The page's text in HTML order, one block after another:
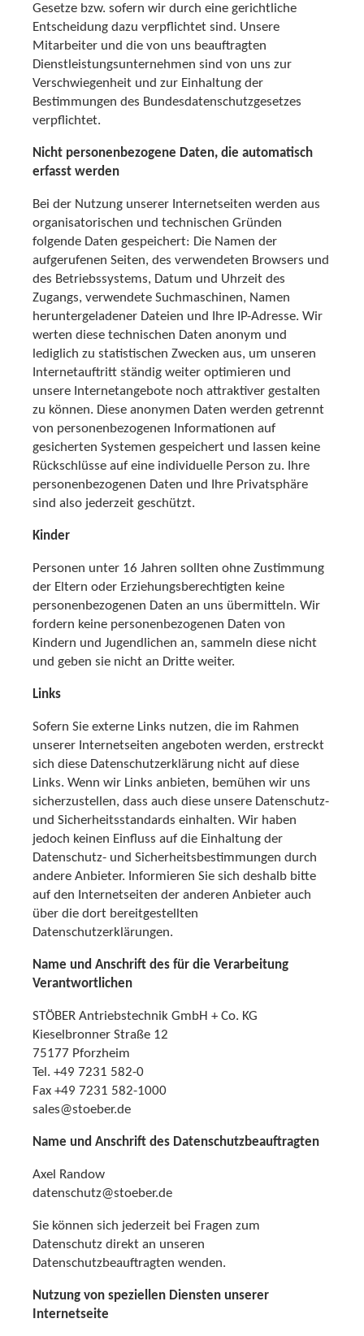
Gesetze bzw. sofern wir durch eine gerichtliche
Entscheidung dazu verpflichtet sind. Unsere
Mitarbeiter und die von uns beauftragten
Dienstleistungsunternehmen sind von uns zur
Verschwiegenheit und zur Einhaltung der
Bestimmungen des Bundesdatenschutzgesetzes
verpflichtet.
Nicht personenbezogene Daten, die automatisch
erfasst werden
Bei der Nutzung unserer Internetseiten werden aus
organisatorischen und technischen Gründen
folgende Daten gespeichert: Die Namen der
aufgerufenen Seiten, des verwendeten Browsers und
des Betriebssystems, Datum und Uhrzeit des
Zugangs, verwendete Suchmaschinen, Namen
heruntergeladener Dateien und Ihre IP-Adresse. Wir
werten diese technischen Daten anonym und
lediglich zu statistischen Zwecken aus, um unseren
Internetauftritt ständig weiter optimieren und
unsere Internetangebote noch attraktiver gestalten
zu können. Diese anonymen Daten werden getrennt
von personenbezogenen Informationen auf
gesicherten Systemen gespeichert und lassen keine
Rückschlüsse auf eine individuelle Person zu. Ihre
personenbezogenen Daten und Ihre Privatsphäre
sind also jederzeit geschützt.
Kinder
Personen unter 16 Jahren sollten ohne Zustimmung
der Eltern oder Erziehungsberechtigten keine
personenbezogenen Daten an uns übermitteln. Wir
fordern keine personenbezogenen Daten von
Kindern und Jugendlichen an, sammeln diese nicht
und geben sie nicht an Dritte weiter.
Links
Sofern Sie externe Links nutzen, die im Rahmen
unserer Internetseiten angeboten werden, erstreckt
sich diese Datenschutzerklärung nicht auf diese
Links. Wenn wir Links anbieten, bemühen wir uns
sicherzustellen, dass auch diese unsere Datenschutz-
und Sicherheitsstandards einhalten. Wir haben
jedoch keinen Einfluss auf die Einhaltung der
Datenschutz- und Sicherheitsbestimmungen durch
andere Anbieter. Informieren Sie sich deshalb bitte
auf den Internetseiten der anderen Anbieter auch
über die dort bereitgestellten
Datenschutzerklärungen.
Name und Anschrift des für die Verarbeitung
Verantwortlichen
STÖBER Antriebstechnik GmbH + Co. KG
Kieselbronner Straße 12
75177 Pforzheim
Tel. +49 7231 582-0
Fax +49 7231 582-1000
sales@stoeber.de
Name und Anschrift des Datenschutzbeauftragten
Axel Randow
datenschutz@stoeber.de
Sie können sich jederzeit bei Fragen zum
Datenschutz direkt an unseren
Datenschutzbeauftragten wenden.
Nutzung von speziellen Diensten unserer
Internetseite